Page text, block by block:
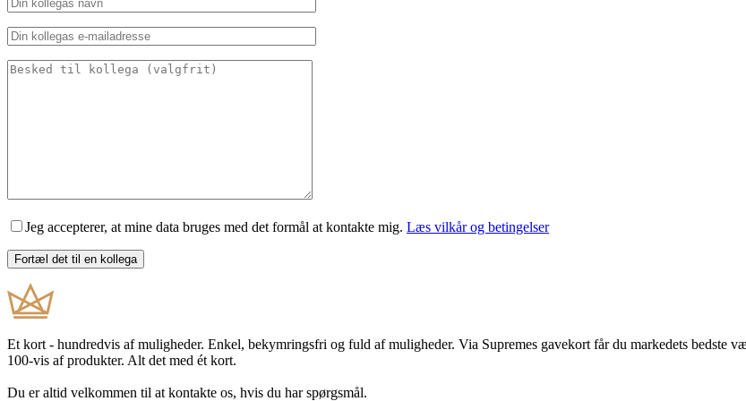
Jeg accepterer, at mine data bruges med det formål at kontakte mig. Læs vilkår og betingelser
Et kort - hundredvis af muligheder. Enkel, bekymringsfri og fuld af muligheder. Via Supremes gavekort får du markedets bedste
100-vis af produkter. Alt det med ét kort.
Du er altid velkommen til at kontakte os, hvis du har spørgsmål.